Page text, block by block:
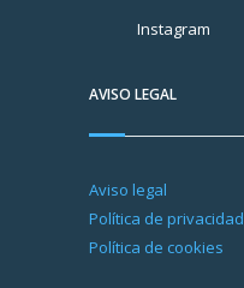
Instagram
AVISO LEGAL
Aviso legal
Política de privacidad
Política de cookies